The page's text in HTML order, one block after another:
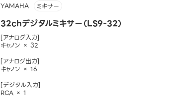
YAMAHA ミキサー
32chデジタルミキサー（LS9-32）
[アナログ入力]
キャノン × 32
[アナログ出力]
キャノン × 16
[デジタル入力]
RCA × 1